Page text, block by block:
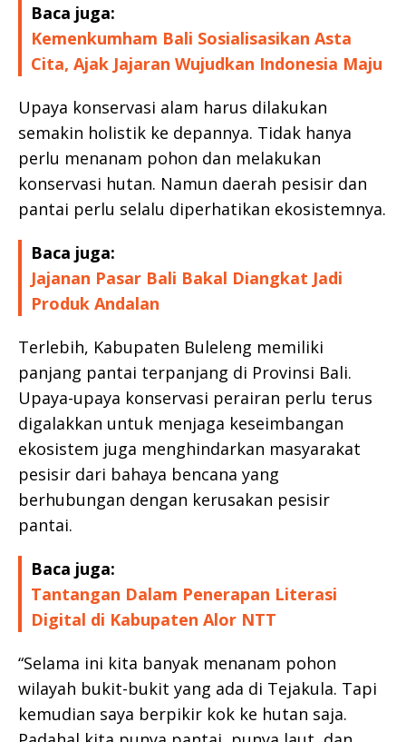
Baca juga:
Kemenkumham Bali Sosialisasikan Asta
Cita, Ajak Jajaran Wujudkan Indonesia Maju
Upaya konservasi alam harus dilakukan
semakin holistik ke depannya. Tidak hanya
perlu menanam pohon dan melakukan
konservasi hutan. Namun daerah pesisir dan
pantai perlu selalu diperhatikan ekosistemnya.
Baca juga:
Jajanan Pasar Bali Bakal Diangkat Jadi
Produk Andalan
Terlebih, Kabupaten Buleleng memiliki
panjang pantai terpanjang di Provinsi Bali.
Upaya-upaya konservasi perairan perlu terus
digalakkan untuk menjaga keseimbangan
ekosistem juga menghindarkan masyarakat
pesisir dari bahaya bencana yang
berhubungan dengan kerusakan pesisir
pantai.
Baca juga:
Tantangan Dalam Penerapan Literasi
Digital di Kabupaten Alor NTT
“Selama ini kita banyak menanam pohon
wilayah bukit-bukit yang ada di Tejakula. Tapi
kemudian saya berpikir kok ke hutan saja.